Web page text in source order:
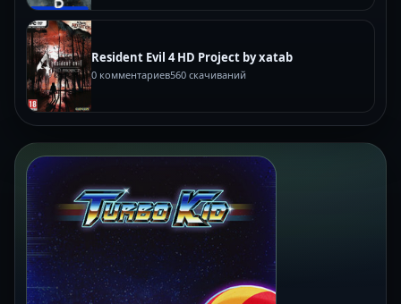
Resident Evil 4 HD Project by xatab
0 комментариев560 скачиваний